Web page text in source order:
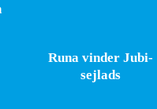
Runa vinder Jubi-
sejlads